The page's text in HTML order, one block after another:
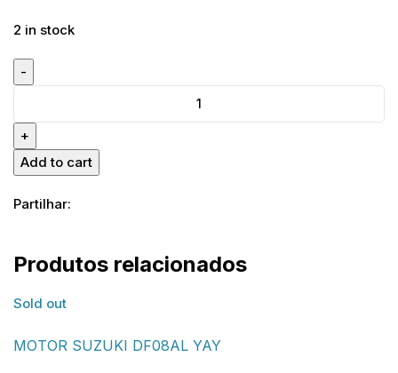
2 in stock
Add to cart
Partilhar:
Produtos relacionados
Sold out
MOTOR SUZUKI DF08AL YAY